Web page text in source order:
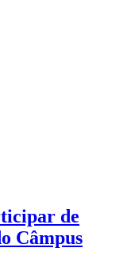
de
Câmpus